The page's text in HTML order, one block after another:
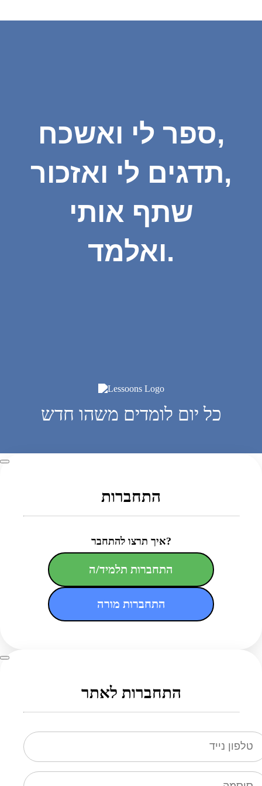
ספר לי ואשכח,
תדגים לי ואזכור,
שתף אותי
ואלמד.
כל יום לומדים משהו חדש
התחברות
איך תרצו להתחבר?
התחברות תלמיד/ה
התחברות מורה
התחברות לאתר